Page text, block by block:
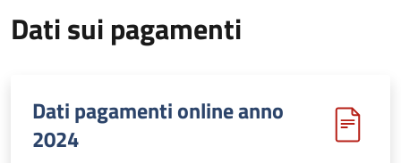
Dati sui pagamenti
Dati pagamenti online anno
2024